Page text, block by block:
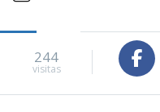
244
visitas